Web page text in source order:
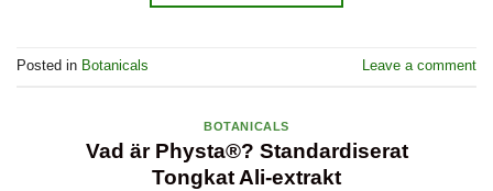
Posted in Botanicals Leave a comment
BOTANICALS
Vad är Physta®? Standardiserat
Tongkat Ali-extrakt